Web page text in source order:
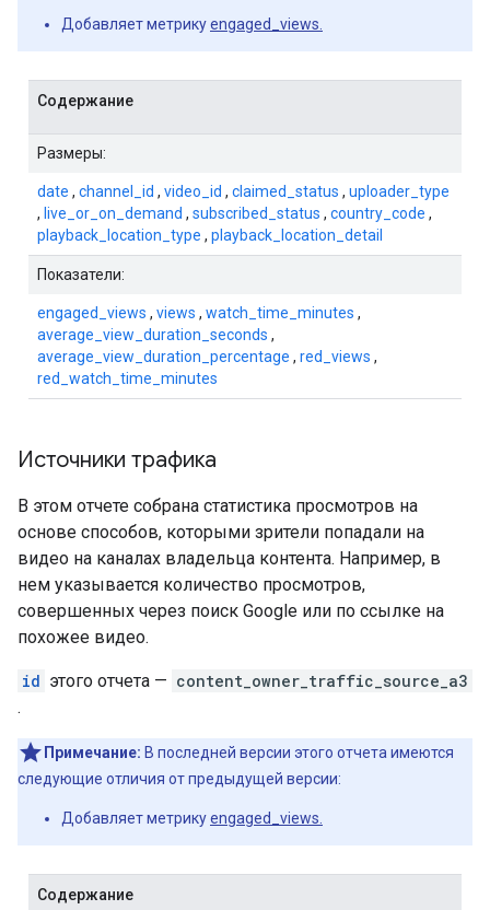
Добавляет метрикуengaged_views.
Содержание
Размеры:
date , channel_id , video_id , claimed_status , uploader_type
, live_or_on_demand , subscribed_status , country_code ,
playback_location_type , playback_location_detail
Показатели:
engaged_views , views , watch_time_minutes ,
average_view_duration_seconds ,
average_view_duration_percentage , red_views ,
red_watch_time_minutes
Источники трафика
В этом отчете собрана статистика просмотров на
основе способов, которыми зрители попадали на
видео на каналах владельца контента. Например, в
нем указывается количество просмотров,
совершенных через поиск Google или по ссылке на
похожее видео.
id этого отчета — content_owner_traffic_source_a3
.
Примечание: В последней версии этого отчета имеются
следующие отличия от предыдущей версии:
Добавляет метрикуengaged_views.
Содержание